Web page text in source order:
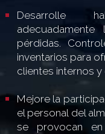
Desarrolle
pérdidas.
inventarios para
clientes internos y
Mejore la
el personal del
se provocan